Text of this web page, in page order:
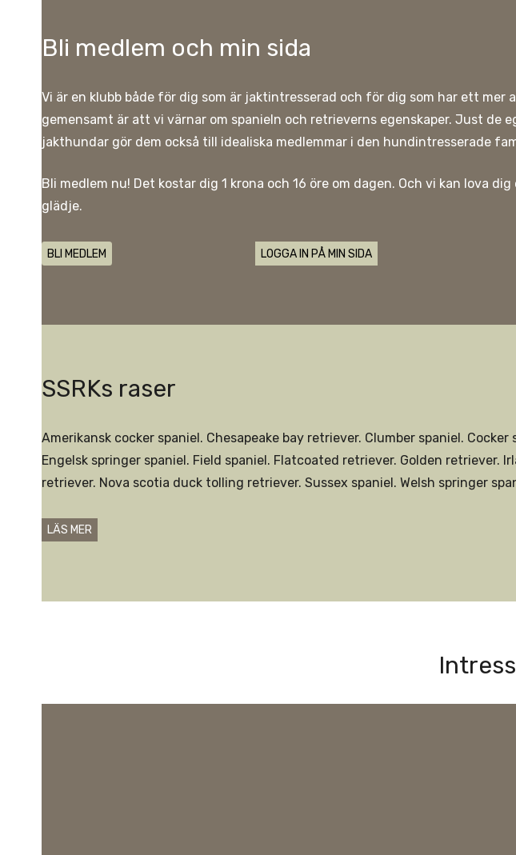
Bli medlem och min sida
Vi är en klubb både för dig som är jaktintresserad och för dig som har ett mer
gemensamt är att vi värnar om spanieln och retrieverns egenskaper. Just de
jakthundar gör dem också till idealiska medlemmar i den hundintresserade
Bli medlem nu! Det kostar dig 1 krona och 16 öre om dagen. Och vi kan lova
glädje.
BLI MEDLEM LOGGA IN PÅ MIN SIDA
SSRKs raser
Amerikansk cocker spaniel. Chesapeake bay retriever. Clumber spaniel.
Engelsk springer spaniel. Field spaniel. Flatcoated retriever. Golden retriever.
retriever. Nova scotia duck tolling retriever. Sussex spaniel. Welsh springer
LÄS MER